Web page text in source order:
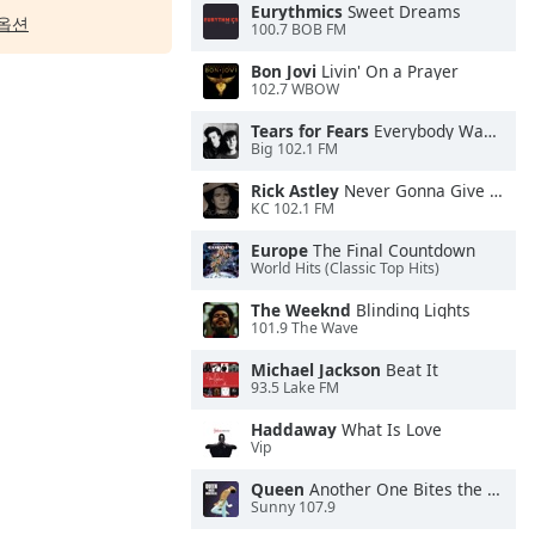
션
Eurythmics Sweet Dreams
100.7 BOB FM
Bon Jovi Livin' On a Prayer
102.7 WBOW
Tears for Fears Everybody Wants To Rule the World
Big 102.1 FM
Rick Astley Never Gonna Give You Up
KC 102.1 FM
Europe The Final Countdown
World Hits (Classic Top Hits)
The Weeknd Blinding Lights
101.9 The Wave
Michael Jackson Beat It
93.5 Lake FM
Haddaway What Is Love
Vip
Queen Another One Bites the Dust
Sunny 107.9